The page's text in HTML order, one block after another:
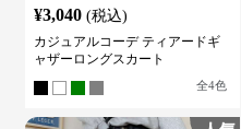
¥3,040 (税込)
カジュアルコーデ ティアードギ
ャザーロングスカート
全4色